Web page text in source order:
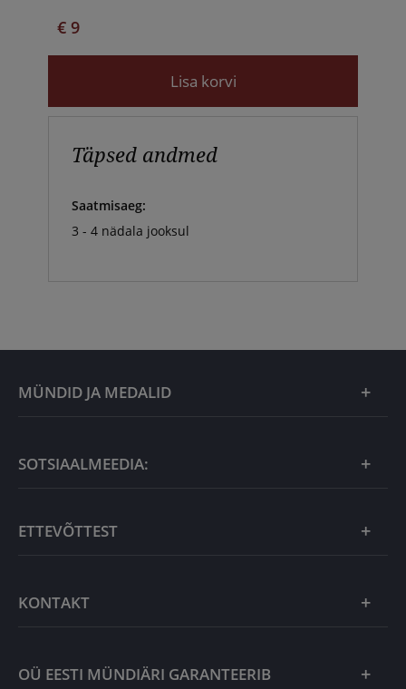
€ 9
Lisa korvi
Täpsed andmed
Saatmisaeg:
3 - 4 nädala jooksul
MÜNDID JA MEDALID
Eesti tooted
Kuld
SOTSIAALMEEDIA:
ETTEVÕTTEST
KONTAKT
OÜ EESTI MÜNDIÄRI GARANTEERIB